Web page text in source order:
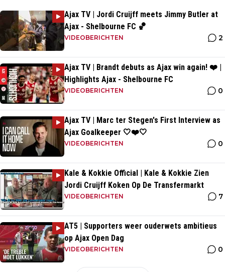
Ajax TV | Jordi Cruijff meets Jimmy Butler at
Ajax - Shelbourne FC 🏀
VIDEOBERICHTEN 2
Ajax TV | Brandt debuts as Ajax win again! ❤️ |
Highlights Ajax - Shelbourne FC
VIDEOBERICHTEN 0
Ajax TV | Marc ter Stegen's First Interview as
Ajax Goalkeeper 🤍❤️🤍
VIDEOBERICHTEN 0
Kale & Kokkie Official | Kale & Kokkie Zien
Jordi Cruijff Koken Op De Transfermarkt
VIDEOBERICHTEN 7
AT5 | Supporters weer ouderwets ambitieus
op Ajax Open Dag
VIDEOBERICHTEN 0